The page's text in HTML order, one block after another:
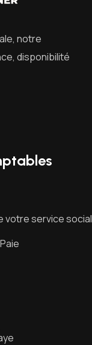
notre
disponibilité
votre service social